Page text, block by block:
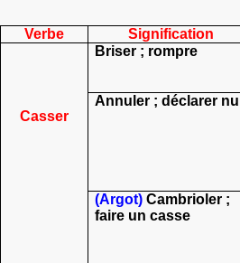
Verbe Signification
Casser
Briser ; rompre
Annuler ; déclarer nul
(Argot) Cambrioler ;
faire un casse